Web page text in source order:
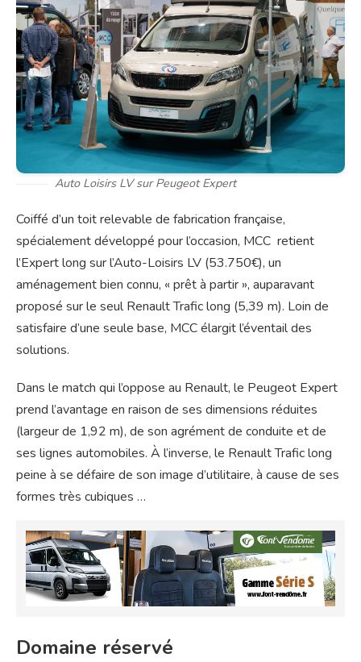
Auto Loisirs LV sur Peugeot Expert
Coiffé d’un toit relevable de fabrication française,
spécialement développé pour l’occasion, MCC retient
l’Expert long sur l’Auto-Loisirs LV (53.750€), un
aménagement bien connu, « prêt à partir », auparavant
proposé sur le seul Renault Trafic long (5,39 m). Loin de
satisfaire d’une seule base, MCC élargit l’éventail des
solutions.
Dans le match qui l’oppose au Renault, le Peugeot Expert
prend l’avantage en raison de ses dimensions réduites
(largeur de 1,92 m), de son agrément de conduite et de
ses lignes automobiles. À l’inverse, le Renault Trafic long
peine à se défaire de son image d’utilitaire, à cause de ses
formes très cubiques …
Domaine réservé